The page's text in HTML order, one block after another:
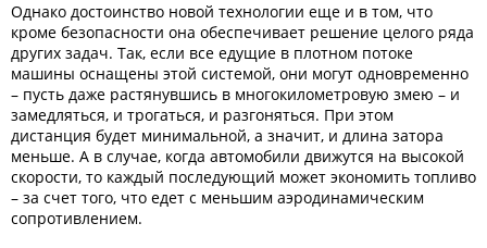
Однако достоинство новой технологии еще и в том, что
кроме безопасности она обеспечивает решение целого ряда
других задач. Так, если все едущие в плотном потоке
машины оснащены этой системой, они могут одновременно
– пусть даже растянувшись в многокилометровую змею – и
замедляться, и трогаться, и разгоняться. При этом
дистанция будет минимальной, а значит, и длина затора
меньше. А в случае, когда автомобили движутся на высокой
скорости, то каждый последующий может экономить топливо
– за счет того, что едет с меньшим аэродинамическим
сопротивлением.